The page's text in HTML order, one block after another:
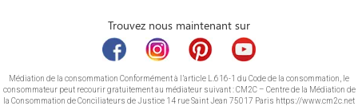
Trouvez nous maintenant sur
Médiation de la consommation Conformément à l’article L.616-1 du Code de la consommation, le
consommateur peut recourir gratuitement au médiateur suivant : CM2C – Centre de la Médiation de
la Consommation de Conciliateurs de Justice 14 rue Saint Jean 75017 Paris https://www.cm2c.net